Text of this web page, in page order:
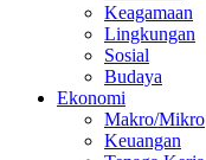
Keagamaan
Lingkungan
Sosial
Budaya
Ekonomi
Makro/Mikro
Keuangan